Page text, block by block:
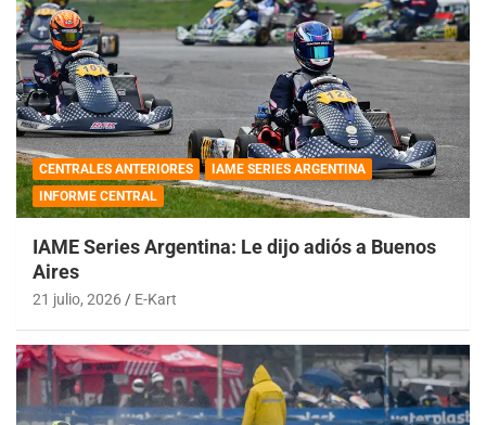
CENTRALES ANTERIORES
IAME SERIES ARGENTINA
INFORME CENTRAL
IAME Series Argentina: Le dijo adiós a Buenos
Aires
21 julio, 2026 E-Kart